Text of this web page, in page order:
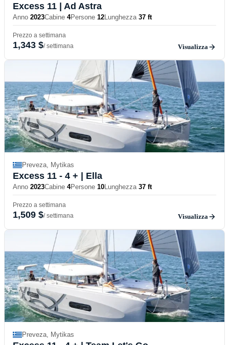
Excess 11 | Ad Astra
Anno 2023Cabine 4Persone 12Lunghezza 37 ft
Prezzo a settimana
1,343 $/ settimana Visualizza
Preveza, Mytikas
Excess 11 - 4 + | Ella
Anno 2023Cabine 4Persone 10Lunghezza 37 ft
Prezzo a settimana
1,509 $/ settimana Visualizza
Preveza, Mytikas